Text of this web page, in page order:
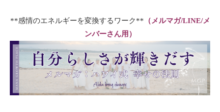
**感情のエネルギーを変換するワーク** （メルマガ/LINE/メ
ンバーさん用）